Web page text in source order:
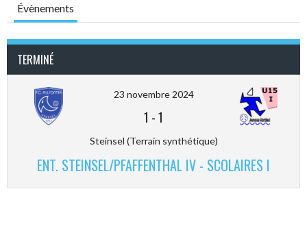
Évènements
TERMINÉ
23 novembre 2024
1 -1
Steinsel (Terrain synthétique)
ENT. STEINSEL/PFAFFENTHAL IV - SCOLAIRES I